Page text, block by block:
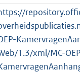
1.3/xml/MC-